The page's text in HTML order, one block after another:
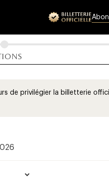
de privilégier la billetterie